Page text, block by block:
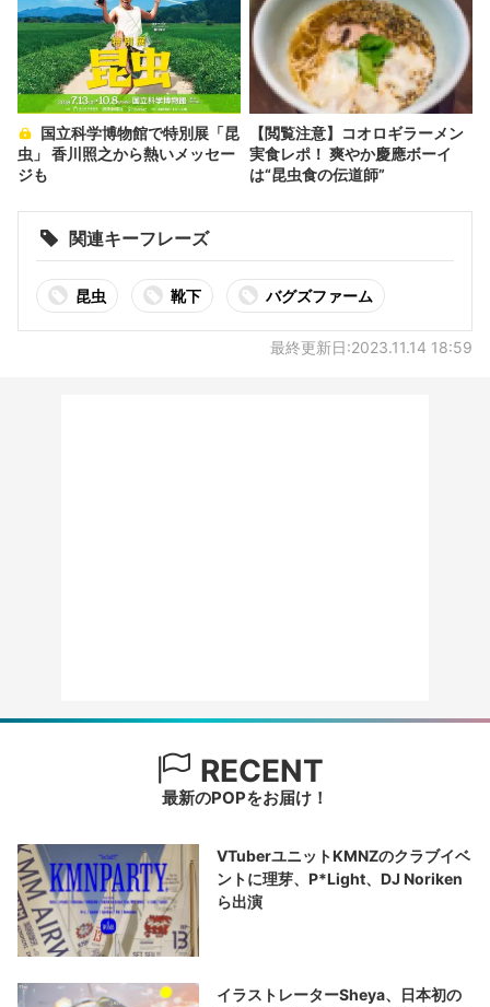
虫」 香川照之から熱いメッセー
ジも
【閲覧注意】コオロギラーメン
実食レポ！ 爽やか慶應ボーイ
は“昆虫食の伝道師”
関連キーフレーズ
昆虫 靴下 バグズファーム
最終更新日:2023.11.14 18:59
RECENT
最新のPOPをお届け！
VTuberユニットKMNZのクラブイベ
ントに理芽、P*Light、DJ Noriken
ら出演
イラストレーターSheya、日本初の